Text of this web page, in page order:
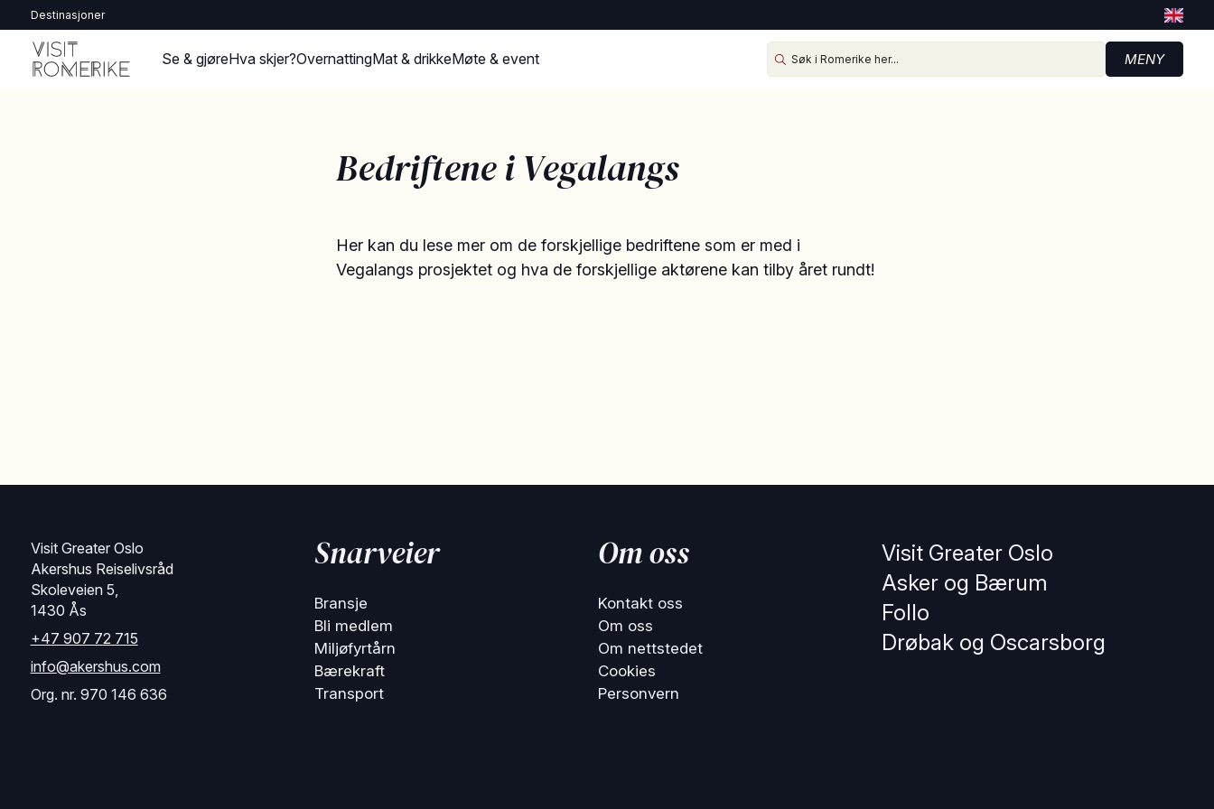
Destinasjoner
Se & gjøreHva skjer?OvernattingMat & drikkeMøte & event MENY
Bedriftene i Vegalangs
Her kan du lese mer om de forskjellige bedriftene som er med i
Vegalangs prosjektet og hva de forskjellige aktørene kan tilby året rundt!
Visit Greater Oslo
Akershus Reiselivsråd
Skoleveien 5,
1430 Ås
+47 907 72 715
info@akershus.com
Org. nr. 970 146 636
Snarveier
Bransje
Bli medlem
Miljøfyrtårn
Bærekraft
Transport
Om oss
Kontakt oss
Om oss
Om nettstedet
Cookies
Personvern
Visit Greater Oslo
Asker og Bærum
Follo
Drøbak og Oscarsborg